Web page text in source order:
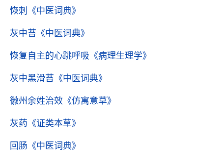
恢刺 《中医词典》
灰中苔 《中医词典》
恢复自主的心跳呼吸 《病理生理学》
灰中黑滑苔 《中医词典》
徽州余姓治效 《仿寓意草》
灰药 《证类本草》
回肠 《中医词典》